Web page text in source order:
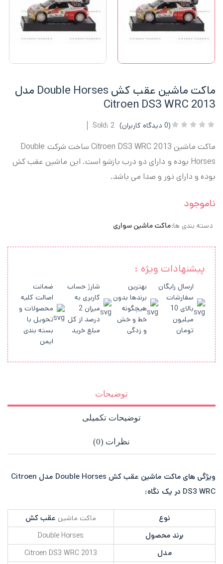
ماکت ماشین عقب کش Double Horses مدل
Citroen DS3 WRC 2013
(
0 دیدگاه کاربران) Sold: 2
ماکت ماشین Citroen DS3 WRC 2013 ساخت شرکت Double
Horses بوده و دارای دو درب بازشو است. این ماشین عقب کش
بوده و دارای نور و صدا می باشد.
ناموجود
دسته بندی ها:ماکت ماشین سواری
پیشنهادات ویژه :
ارسال رایگان
سفارشات
بالای 10
میلیون
تومان
بهترین
برندها بدون
هیچگونه
خط و خش
و زدگی
شارژ حساب
کاربری به
میزان 2
درصد از کل
مبلغ خرید
ضمانت
اصالت کلیه
محصولات و
تحویل با
بسته بندی
ایمن
توضیحات
توضیحات تکمیلی
نظرات (0)
ویژگی های ماکت ماشین عقب کش Double Horses مدل Citroen
DS3 WRC در یک نگاه:
نوع ماکت ماشین عقب کش
برند محصول
Double Horses
مدل Citroen DS3 WRC 2013